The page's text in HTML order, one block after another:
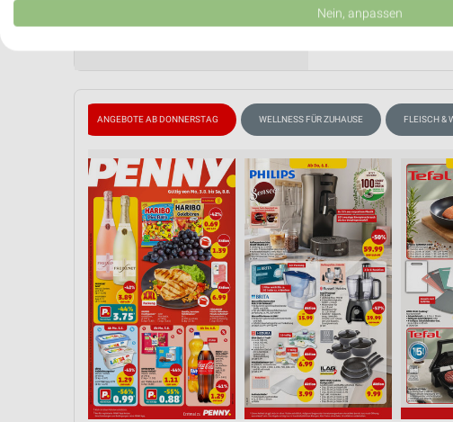
ANGEBOTE AB DONNERSTAG WELLNESS FÜR ZUHAUSE FLEISCH &
Erstellung von Profilen für personalisierte Werbung
Verwendung von Profilen zur Auswahl personalisierter Inhalte
Messung der Werbeleistung
Messung der Performance von Inhalten
Analyse von Zielgruppen durch Statistiken oder Kombinationen von
Entwicklung und Verbesserung der Angebote
Verwendung reduzierter Daten zur Auswahl von Inhalten
IAB-Besonderheiten:
Verwendung genauer Standortdaten
Geräte anhand von aktiv angeforderten Informationen identifizieren
Nein, anpassen